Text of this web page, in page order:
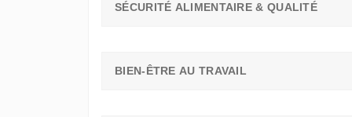
SÉCURITÉ ALIMENTAIRE & QUALITÉ
BIEN-ÊTRE AU TRAVAIL